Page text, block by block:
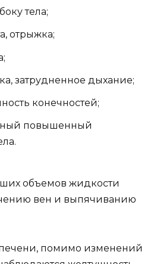
тела;
отрыжка;
затрудненное дыхание;
конечностей;
повышенный
объемов жидкости
вен и выпячиванию
помимо изменений